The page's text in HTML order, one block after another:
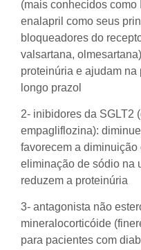
(mais conhecidos
enalapril como seus
bloqueadores do
valsartana,
proteinúria e ajudam
longo prazol
2- inibidores da SGLT2
empagliflozina):
favorecem a
eliminação de sódio na
reduzem a proteinúria
3- antagonista não
mineralocorticóide
para pacientes com